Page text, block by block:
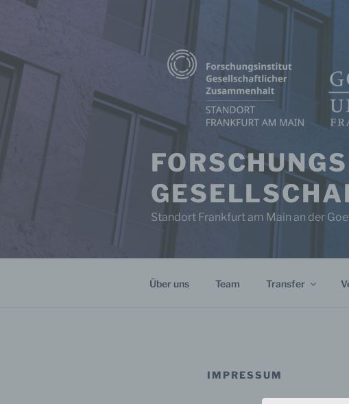
Standort Frankfurt am Main an der
Über uns Team Transfer
IMPRESSUM